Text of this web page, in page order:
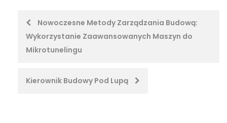
Post
navigation
Nowoczesne Metody Zarządzania Budową:
Wykorzystanie Zaawansowanych Maszyn do
Mikrotunelingu
Kierownik Budowy Pod Lupą